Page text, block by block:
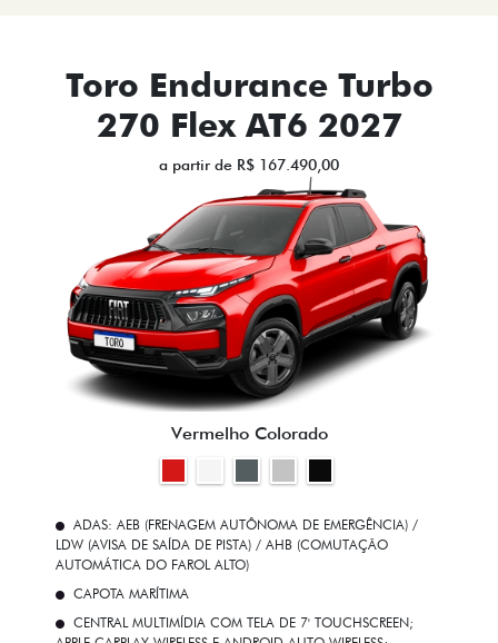
Toro Endurance Turbo
270 Flex AT6 2027
a partir de R$ 167.490,00
Vermelho Colorado
ADAS: AEB (FRENAGEM AUTÔNOMA DE EMERGÊNCIA) /
LDW (AVISA DE SAÍDA DE PISTA) / AHB (COMUTAÇÃO
AUTOMÁTICA DO FAROL ALTO)
CAPOTA MARÍTIMA
CENTRAL MULTIMÍDIA COM TELA DE 7' TOUCHSCREEN;